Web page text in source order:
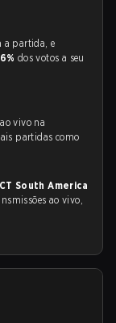
a partida, e
dos votos a seu
ao vivo na
partidas como
South America
ao vivo,